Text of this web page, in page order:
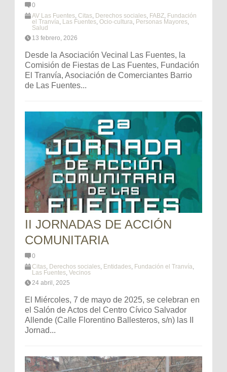
0
AV Las Fuentes Citas Derechos sociales FABZ Fundación
el Tranvía Las Fuentes Ocio-cultura Personas Mayores
Salud
13 febrero, 2026
Desde la Asociación Vecinal Las Fuentes, la
Comisión de Fiestas de Las Fuentes, Fundación
El Tranvía, Asociación de Comerciantes Barrio
de Las Fuentes...
II JORNADAS DE ACCIÓN
COMUNITARIA
0
Citas Derechos sociales Entidades Fundación el Tranvía
Las Fuentes Vecinos
24 abril, 2025
El Miércoles, 7 de mayo de 2025, se celebran en
el Salón de Actos del Centro Cívico Salvador
Allende (Calle Florentino Ballesteros, s/n) las II
Jornad...